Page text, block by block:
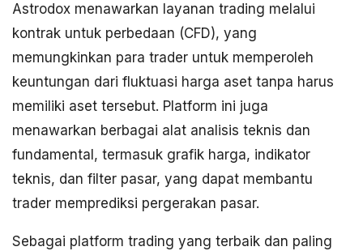
Astrodox menawarkan layanan trading melalui
kontrak untuk perbedaan (CFD), yang
memungkinkan para trader untuk memperoleh
keuntungan dari fluktuasi harga aset tanpa harus
memiliki aset tersebut. Platform ini juga
menawarkan berbagai alat analisis teknis dan
fundamental, termasuk grafik harga, indikator
teknis, dan filter pasar, yang dapat membantu
trader memprediksi pergerakan pasar.
Sebagai platform trading yang terbaik dan paling